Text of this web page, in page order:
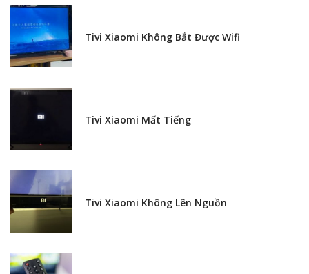
Tivi Xiaomi Không Bắt Được Wifi
Tivi Xiaomi Mất Tiếng
Tivi Xiaomi Không Lên Nguồn